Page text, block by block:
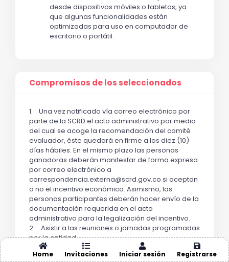
desde dispositivos móviles o tabletas, ya
que algunas funcionalidades están
optimizadas para uso en computador de
escritorio o portátil.
Compromisos de los seleccionados
1. Una vez notificado vía correo electrónico por
parte de la SCRD el acto administrativo por medio
del cual se acoge la recomendación del comité
evaluador, éste quedará en firme a los diez (10)
días hábiles. En el mismo plazo las personas
ganadoras deberán manifestar de forma expresa
por correo electrónico a
correspondencia.externa@scrd.gov.co si aceptan
o no el incentivo económico. Asimismo, las
personas participantes deberán hacer envío de la
documentación requerida en el acto
administrativo para la legalización del incentivo.
2. Asistir a las reuniones o jornadas programadas
por la entidad.
3. Entregar la documentación requerida, de la
Home Invitaciones Iniciar sesión Registrarse